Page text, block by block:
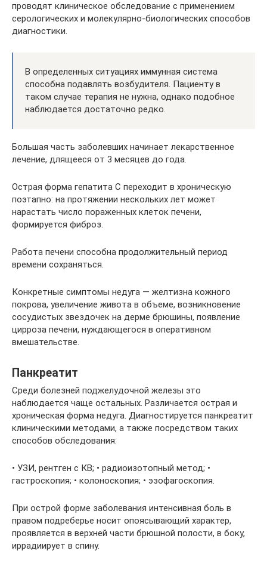
проводят клиническое обследование с применением
серологических и молекулярно-биологических способов
диагностики.
В определенных ситуациях иммунная система
способна подавлять возбудителя. Пациенту в
таком случае терапия не нужна, однако подобное
наблюдается достаточно редко.
Большая часть заболевших начинает лекарственное
лечение, длящееся от 3 месяцев до года.
Острая форма гепатита С переходит в хроническую
поэтапно: на протяжении нескольких лет может
нарастать число пораженных клеток печени,
формируется фиброз.
Работа печени способна продолжительный период
времени сохраняться.
Конкретные симптомы недуга — желтизна кожного
покрова, увеличение живота в объеме, возникновение
сосудистых звездочек на дерме брюшины, появление
цирроза печени, нуждающегося в оперативном
вмешательстве.
Панкреатит
Среди болезней поджелудочной железы это
наблюдается чаще остальных. Различается острая и
хроническая форма недуга. Диагностируется панкреатит
клиническими методами, а также посредством таких
способов обследования:
• УЗИ, рентген с КВ; • радиоизотопный метод; •
гастроскопия; • колоноскопия; • эзофагоскопия.
При острой форме заболевания интенсивная боль в
правом подреберье носит опоясывающий характер,
проявляется в верхней части брюшной полости, в боку,
иррадиирует в спину.